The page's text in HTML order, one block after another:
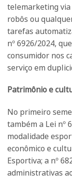
telemarketing
robôs ou
tarefas
nº 6926/2024,
consumidor nos
serviço em
Patrimônio e
No primeiro
também a Lei nº
modalidade
econômico e
Esportiva; a nº
administrativas